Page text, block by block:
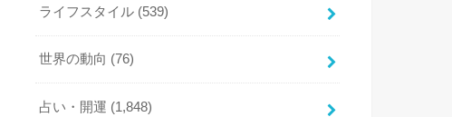
ライフスタイル (539)
世界の動向 (76)
占い・開運 (1,848)